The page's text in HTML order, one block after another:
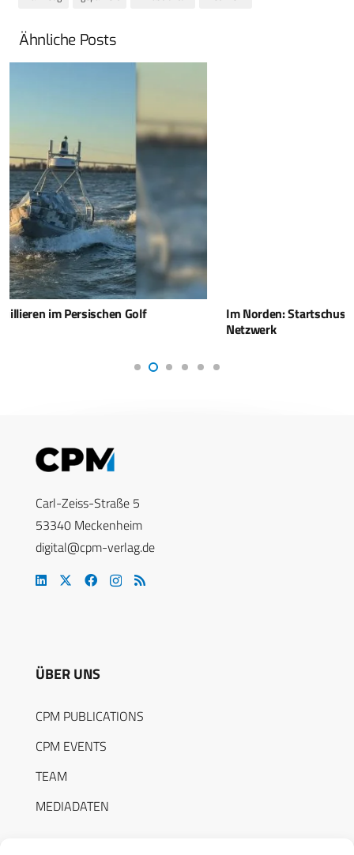
Ähnliche Posts
Im Norden: Startschuss für maritimes Innovations-
Carl-Zeiss-Straße 5
53340 Meckenheim
digital@cpm-verlag.de
ÜBER UNS
CPM PUBLICATIONS
CPM EVENTS
TEAM
MEDIADATEN